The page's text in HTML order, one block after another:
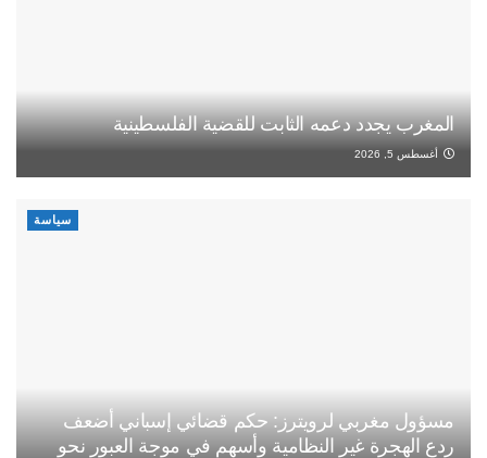
المغرب يجدد دعمه الثابت للقضية الفلسطينية
أغسطس 5, 2026
سياسة
مسؤول مغربي لرويترز: حكم قضائي إسباني أضعف
ردع الهجرة غير النظامية وأسهم في موجة العبور نحو